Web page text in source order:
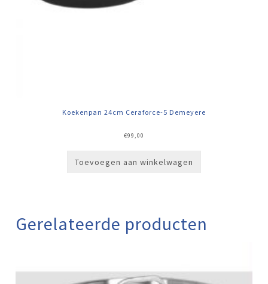
Koekenpan 24cm Ceraforce-5 Demeyere
€99,00
Toevoegen aan winkelwagen
Gerelateerde producten